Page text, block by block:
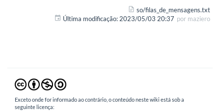
so/filas_de_mensagens.txt
Última modificação: 2023/05/03 20:37 por maziero
Exceto onde for informado ao contrário, o conteúdo neste wiki está sob a
seguinte licença: